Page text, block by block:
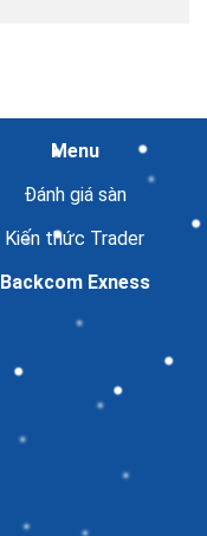
Menu
Đánh giá sàn
Kiến thức Trader
Backcom Exness